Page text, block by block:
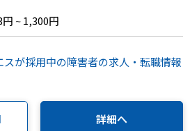
~ 1,300円
が採用中の障害者の求人・転職情報
詳細へ